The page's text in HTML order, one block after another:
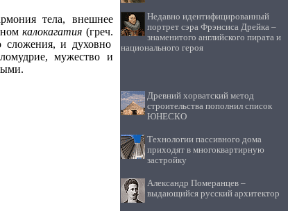
тела, внешнее
калокагатия (греч.
сложения, и духовно
мужество и
Недавно идентифицированный
портрет сэра Фрэнсиса Дрейка –
знаменитого английского пирата и
национального героя
Древний хорватский метод
строительства пополнил список
ЮНЕСКО
Технологии пассивного дома
приходят в многоквартирную
застройку
Александр Померанцев –
выдающийся русский архитектор